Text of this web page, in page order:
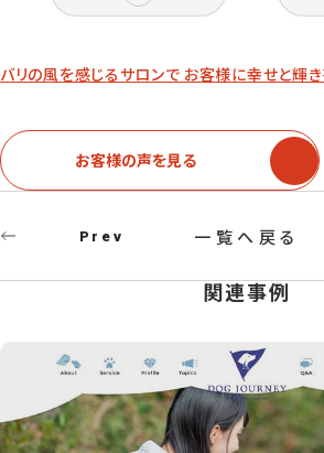
バリの風を感じるサロンで お客様に幸せと輝
お客様の声を見る
Prev 一覧へ戻る
関連事例